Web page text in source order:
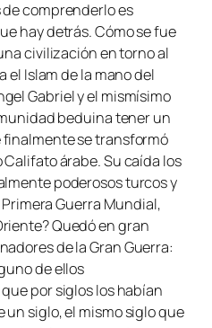
de comprenderlo es
hay detrás. Cómo se fue
civilización en torno al
el Islam de la mano del
Gabriel y el mismísimo
beduina tener un
se transformó
árabe. Su caída los
poderosos turcos y
Guerra Mundial,
Quedó en gran
de la Gran Guerra:
de ellos
por siglos los habían
siglo, el mismo siglo que